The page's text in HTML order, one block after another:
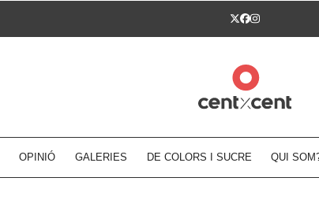
Twitter
Facebook
Instagram
OPINIÓ GALERIES DE COLORS I SUCRE QUI